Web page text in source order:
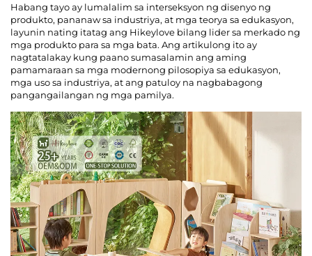
Mga Blog
Habang tayo ay lumalalim sa interseksyon ng disenyo ng
produkto, pananaw sa industriya, at mga teorya sa edukasyon,
layunin nating itatag ang Hikeylove bilang lider sa merkado ng
mga produkto para sa mga bata. Ang artikulong ito ay
nagtatalakay kung paano sumasalamin ang aming
pamamaraan sa mga modernong pilosopiya sa edukasyon,
mga uso sa industriya, at ang patuloy na nagbabagong
pangangailangan ng mga pamilya.